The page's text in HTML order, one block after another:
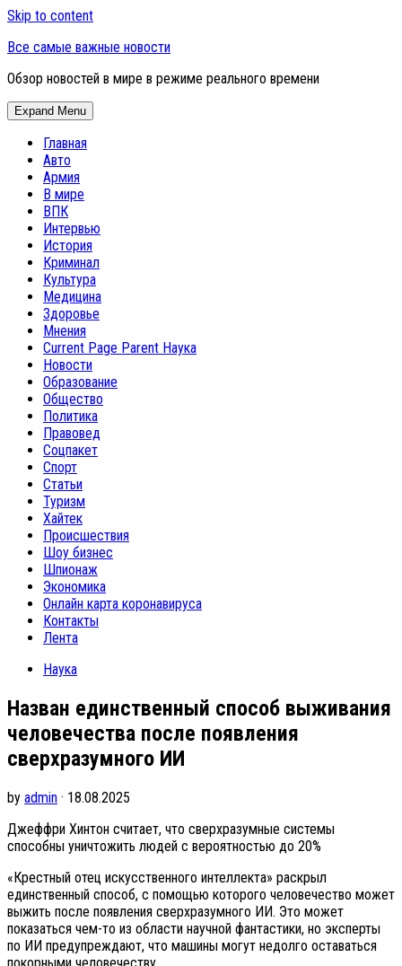
Skip to content
Все самые важные новости
Обзор новостей в мире в режиме реального времени
Expand Menu
Главная
Авто
Армия
В мире
ВПК
Интервью
История
Криминал
Культура
Медицина
Здоровье
Мнения
Current Page Parent Наука
Новости
Образование
Общество
Политика
Правовед
Соцпакет
Спорт
Статьи
Туризм
Хайтек
Происшествия
Шоу бизнес
Шпионаж
Экономика
Онлайн карта коронавируса
Контакты
Лента
Наука
Назван единственный способ выживания
человечества после появления
сверхразумного ИИ
by admin · 18.08.2025
Джеффри Хинтон считает, что сверхразумные системы
способны уничтожить людей с вероятностью до 20%
«Крестный отец искусственного интеллекта» раскрыл
единственный способ, с помощью которого человечество может
выжить после появления сверхразумного ИИ. Это может
показаться чем-то из области научной фантастики, но эксперты
по ИИ предупреждают, что машины могут недолго оставаться